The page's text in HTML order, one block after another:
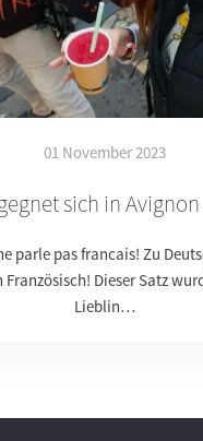
01 November 2023
sich in
parle pas francais! Zu
Französisch! Dieser Satz
Lieblin…